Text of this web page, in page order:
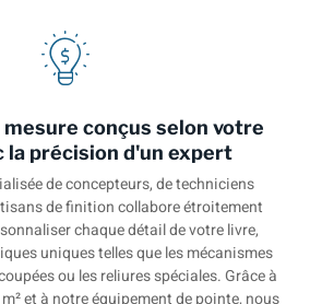
conçus selon votre
la précision d'un expert
de concepteurs, de techniciens
de finition collabore étroitement
chaque détail de votre livre,
uniques telles que les mécanismes
ou les reliures spéciales. Grâce à
et à notre équipement de pointe, nous